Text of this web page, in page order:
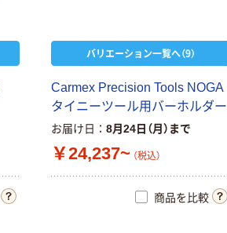
バリエーション一覧へ（9）
Carmex Precision Tool s NOGA
タイニーツール用 バーホルダー
お届け日 8月24日（月）まで
￥24,237~ （税込）
商品を比較